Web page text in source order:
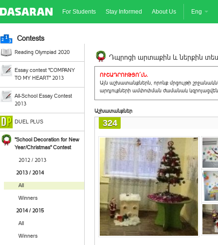
For Students Stay Informed About Us Eng
Contests
Reading Olympiad 2020
Essay contest "COMPANY
TO MY HEART" 2013
All-School Essay Contest
2013
DUEL PLUS
"School Decoration for New
Year/Christmas" Contest
2012 / 2013
2013 / 2014
All
Winners
2014 / 2015
All
Winners
Դպրոցի արտաքին և ներքին
ՈՒՇԱԴՐՈՒԹՅՈ´ւՆ.
Այն աշխատանքներն, որոնք մրցույթի
արդյուքների ամփոփման ժամանակ
Աշխատանքներ
324